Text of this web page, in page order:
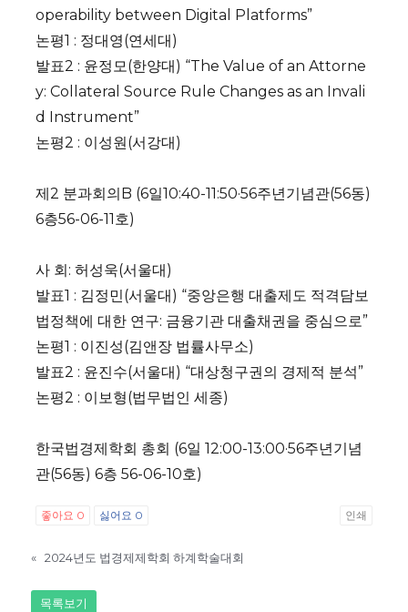
operability between Digital Platforms”
논평1 : 정대영(연세대)
발표2 : 윤정모(한양대) “The Value of an Attorne
y: Collateral Source Rule Changes as an Invali
d Instrument”
논평2 : 이성원(서강대)
제2 분과회의B (6일10:40-11:50·56주년기념관(56동)
6층56-06-11호)
사 회: 허성욱(서울대)
발표1 : 김정민(서울대) “중앙은행 대출제도 적격담보
법정책에 대한 연구: 금융기관 대출채권을 중심으로”
논평1 : 이진성(김앤장 법률사무소)
발표2 : 윤진수(서울대) “대상청구권의 경제적 분석”
논평2 : 이보형(법무법인 세종)
한국법경제학회 총회 (6일 12:00-13:00·56주년기념
관(56동) 6층 56-06-10호)
좋아요 0 싫어요 0 인쇄
« 2024년도 법경제제학회 하계학술대회
목록보기